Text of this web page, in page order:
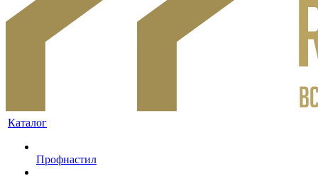
Каталог
Профнастил